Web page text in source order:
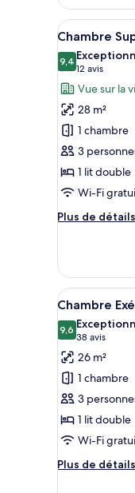
de
chambre
Chambre
(Connecting,
2
Twin
Rooms)
Afficher
toutes
les
photos
pour
ce
type
de
chambre :
Chambre
Supérieure
sqm)
15
Chambre
9,49,4 sur 10
12 avis
(12 avis)
Vue sur la
28 m²
1 chambre
3
1 lit double
Wi-Fi
Plus de détails
Plus
le
type
de
chambre
Chambre
Supérieure
(King,
28.4
sqm)
Afficher
toutes
les
photos
pour
ce
type
de
chambre :
Chambre
28
Chambre
9,69,6 sur 10
38 avis
(38 avis)
26 m²
1 chambre
3
1 lit double
Wi-Fi
Plus de détails
Plus